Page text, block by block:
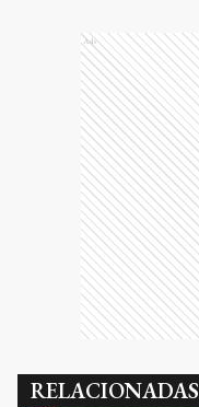
Ads
RELACIONADAS